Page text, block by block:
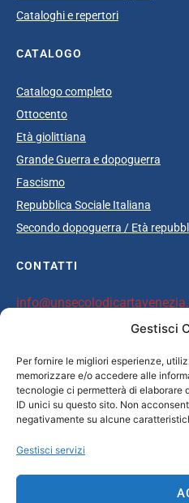
Gestisci
Per fornire le migliori esperienze,
memorizzare e/o accedere alle
tecnologie ci permetterà di elaborare
ID unici su questo sito. Non
negativamente su alcune
Gestisci servizi
Cataloghi e repertori
CATALOGO
Catalogo completo
Ottocento
Età giolittiana
Grande Guerra e dopoguerra
Fascismo
Repubblica Sociale Italiana
Secondo dopoguerra / Età
CONTATTI
Copyright © 2025 Un secolo di
Policy| Cookie Policy | Credits: